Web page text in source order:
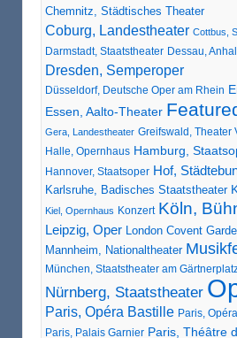
Chemnitz, Städtisches Theater
Coburg, Landestheater Cottbus,
Darmstadt, Staatstheater Dessau,
Dresden, Semperoper
Düsseldorf, Deutsche Oper am Rhein
Essen, Aalto-Theater
Gera, Landestheater Greifswald, Theater
Halle, Opernhaus Hamburg,
Hannover, Staatsoper Hof,
Karlsruhe, Badisches Staatstheater
Kiel, Opernhaus Konzert Köln,
Leipzig, Oper London Covent
Mannheim, Nationaltheater
München, Staatstheater am
Nürnberg, Staatstheater
Paris, Opéra Bastille Paris,
Paris, Palais Garnier Paris, Théâtre